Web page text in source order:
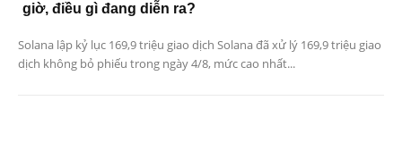
giờ, điều gì đang diễn ra?
Solana lập kỷ lục 169,9 triệu giao dịch Solana đã xử lý 169,9 triệu giao
dịch không bỏ phiếu trong ngày 4/8, mức cao nhất...